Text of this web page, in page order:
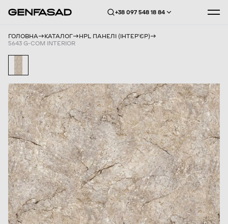
+38 097 548 18 84
ГОЛОВНА КАТАЛОГ
HPL ПАНЕЛІ (ІНТЕРʼЄР)
5643 G-COM INTERIOR